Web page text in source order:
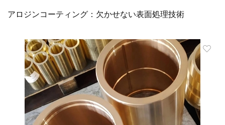
アロジンコーティング：欠かせない表面処理技術